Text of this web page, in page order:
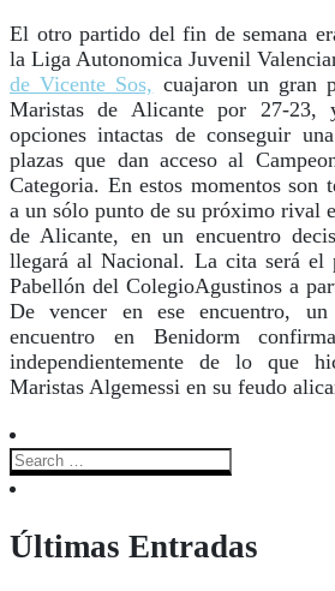
El otro partido del fin de semana
la Liga Autonomica Juvenil
de Vicente Sos, cuajaron un gran
Maristas de Alicante por 27-
opciones intactas de conseguir
plazas que dan acceso al
Categoria. En estos momentos son
a un sólo punto de su próximo rival
de Alicante, en un encuentro
llegará al Nacional. La cita será el
Pabellón del ColegioAgustinos a
De vencer en ese encuentro,
encuentro en Benidorm
independientemente de lo que
Maristas Algemessi en su feudo
Últimas Entradas